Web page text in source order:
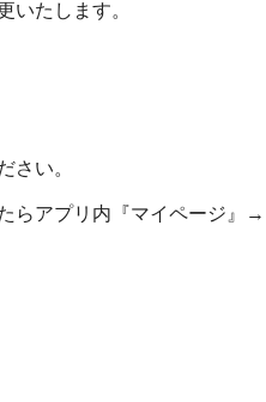
たします。
い。
らアプリ内『マイページ